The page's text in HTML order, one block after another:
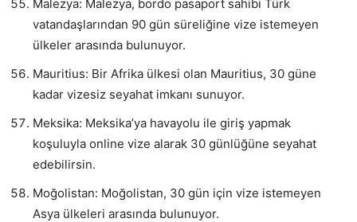
Malezya: Malezya, bordo pasaport sahibi Türk
vatandaşlarından 90 gün süreliğine vize istemeyen
ülkeler arasında bulunuyor.
Mauritius: Bir Afrika ülkesi olan Mauritius, 30 güne
kadar vizesiz seyahat imkanı sunuyor.
Meksika: Meksika’ya havayolu ile giriş yapmak
koşuluyla online vize alarak 30 günlüğüne seyahat
edebilirsin.
Moğolistan: Moğolistan, 30 gün için vize istemeyen
Asya ülkeleri arasında bulunuyor.